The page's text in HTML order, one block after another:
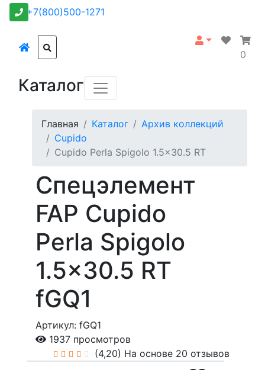
+7(800)500-1271
0
Каталог
Главная Каталог
Архив коллекций
Cupido
Cupido Perla Spigolo 1.5x30.5 RT
Спецэлемент
FAP Cupido
Perla Spigolo
1.5x30.5 RT
fGQ1
Артикул: fGQ1
1937 просмотров
(4,20) На основе 20 отзывов